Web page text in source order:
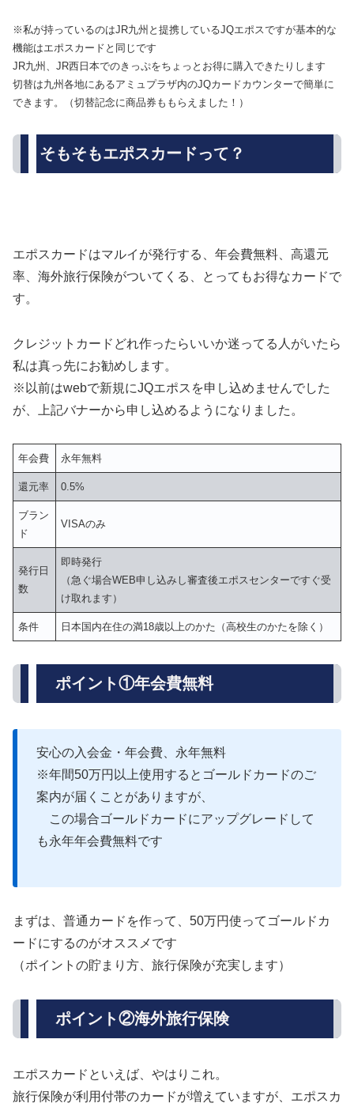
※私が持っているのはJR九州と提携しているJQエポスですが基本的な
機能はエポスカードと同じです
JR九州、JR西日本でのきっぷをちょっとお得に購入できたりします
切替は九州各地にあるアミュプラザ内のJQカードカウンターで簡単に
できます。（切替記念に商品券ももらえました！）
そもそもエポスカードって？
エポスカードはマルイが発行する、年会費無料、高還元
率、海外旅行保険がついてくる、とってもお得なカードで
す。
クレジットカードどれ作ったらいいか迷ってる人がいたら
私は真っ先にお勧めします。
※以前はwebで新規にJQエポスを申し込めませんでした
が、上記バナーから申し込めるようになりました。
年会費 永年無料
還元率 0.5%
ブラン
ド
VISAのみ
発行日
数
即時発行
（急ぐ場合WEB申し込みし審査後エポスセンターですぐ受
け取れます）
条件 日本国内在住の満18歳以上のかた（高校生のかたを除く）
ポイント①年会費無料
安心の入会金・年会費、永年無料
※年間50万円以上使用するとゴールドカードのご
案内が届くことがありますが、
この場合ゴールドカードにアップグレードして
も永年年会費無料です
まずは、普通カードを作って、50万円使ってゴールドカ
ードにするのがオススメです
（ポイントの貯まり方、旅行保険が充実します）
ポイント②海外旅行保険
エポスカードといえば、やはりこれ。
旅行保険が利用付帯のカードが増えていますが、エポスカ